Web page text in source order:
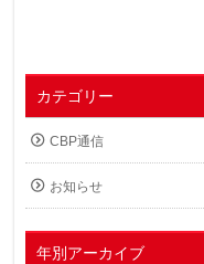
カテゴリー
CBP通信
お知らせ
年別アーカイブ